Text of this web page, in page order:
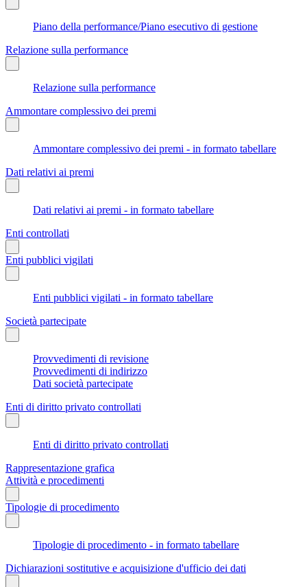
Piano della performance/Piano esecutivo di gestione
Relazione sulla performance
Relazione sulla performance
Ammontare complessivo dei premi
Ammontare complessivo dei premi - in formato tabellare
Dati relativi ai premi
Dati relativi ai premi - in formato tabellare
Enti controllati
Enti pubblici vigilati
Enti pubblici vigilati - in formato tabellare
Società partecipate
Provvedimenti di revisione
Provvedimenti di indirizzo
Dati società partecipate
Enti di diritto privato controllati
Enti di diritto privato controllati
Rappresentazione grafica
Attività e procedimenti
Tipologie di procedimento
Tipologie di procedimento - in formato tabellare
Dichiarazioni sostitutive e acquisizione d'ufficio dei dati